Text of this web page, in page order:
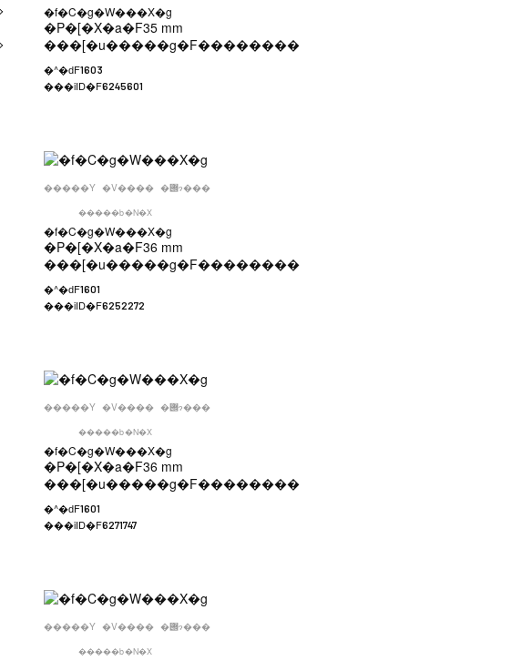
�f�C�g�W���X�g
�P�[�X�a�F35 mm
���[�u�����g�F��������
�^�ԁF1603
���iID�F6245601
�����Y �V���� �݌ɂ���
�����b�N�X
�f�C�g�W���X�g
�P�[�X�a�F36 mm
���[�u�����g�F��������
�^�ԁF1601
���iID�F6252272
�����Y �V���� �݌ɂ���
�����b�N�X
�f�C�g�W���X�g
�P�[�X�a�F36 mm
���[�u�����g�F��������
�^�ԁF1601
���iID�F6271747
�����Y �V���� �݌ɂ���
�����b�N�X